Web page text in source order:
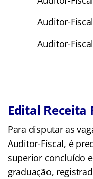
Auditor-
Auditor-
Edital
Para disputar as
Auditor-Fiscal, é
superior concluído
graduação,